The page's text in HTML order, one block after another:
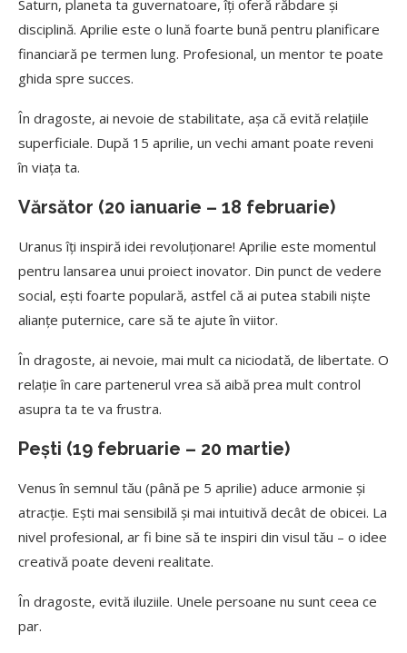
Saturn, planeta ta guvernatoare, îți oferă răbdare și
disciplină. Aprilie este o lună foarte bună pentru planificare
financiară pe termen lung. Profesional, un mentor te poate
ghida spre succes.
În dragoste, ai nevoie de stabilitate, așa că evită relațiile
superficiale. După 15 aprilie, un vechi amant poate reveni
în viața ta.
Vărsător (20 ianuarie – 18 februarie)
Uranus îți inspiră idei revoluționare! Aprilie este momentul
pentru lansarea unui proiect inovator. Din punct de vedere
social, ești foarte populară, astfel că ai putea stabili niște
alianțe puternice, care să te ajute în viitor.
În dragoste, ai nevoie, mai mult ca niciodată, de libertate. O
relație în care partenerul vrea să aibă prea mult control
asupra ta te va frustra.
Pești (19 februarie – 20 martie)
Venus în semnul tău (până pe 5 aprilie) aduce armonie și
atracție. Ești mai sensibilă și mai intuitivă decât de obicei. La
nivel profesional, ar fi bine să te inspiri din visul tău – o idee
creativă poate deveni realitate.
În dragoste, evită iluziile. Unele persoane nu sunt ceea ce
par.